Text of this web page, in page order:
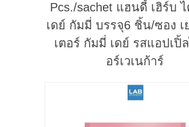
CONTACT US
BRANCH
Pcs./sachet แฮนดี้ เฮิร์บ ไ
เดย์ กัมมี่ บรรจุ6 ชิ้น/ซอง เ
เตอร์ กัมมี่ เดย์ รสแอปเปิ้
อร์เวเนก้าร์